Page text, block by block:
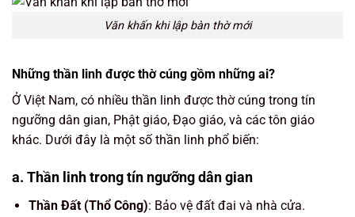
Văn khấn khi lập bàn thờ mới
Những thần linh được thờ cúng gồm những ai?
Ở Việt Nam, có nhiều thần linh được thờ cúng trong tín
ngưỡng dân gian, Phật giáo, Đạo giáo, và các tôn giáo
khác. Dưới đây là một số thần linh phổ biến:
a. Thần linh trong tín ngưỡng dân gian
Thần Đất (Thổ Công): Bảo vệ đất đai và nhà cửa.